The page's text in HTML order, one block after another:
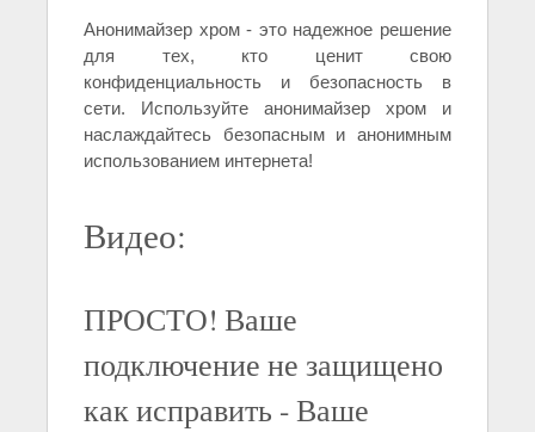
Анонимайзер хром - это надежное решение
для тех, кто ценит свою
конфиденциальность и безопасность в
сети. Используйте анонимайзер хром и
наслаждайтесь безопасным и анонимным
использованием интернета!
Видео:
ПРОСТО! Ваше
подключение не защищено
как исправить - Ваше